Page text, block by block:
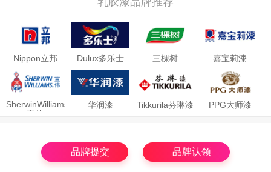
Nippon立邦 Dulux多乐士 三棵树
嘉宝莉漆
SherwinWilliams
华润漆 Tikkurila芬琳漆 PPG大师漆
品牌提交 品牌认领